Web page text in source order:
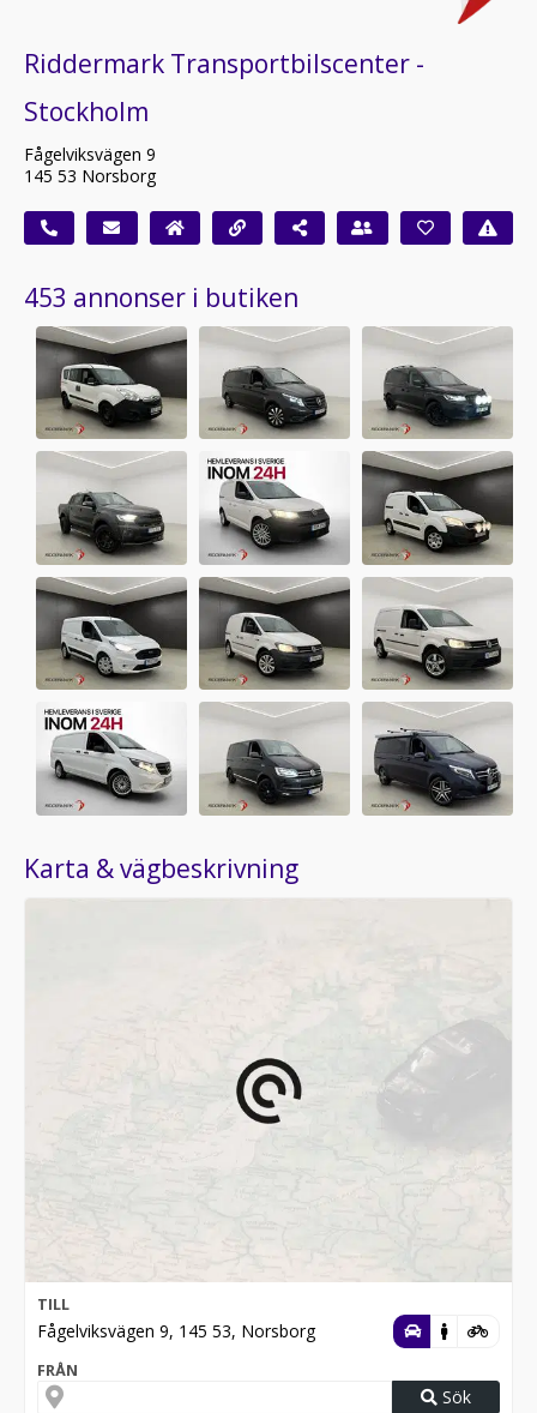
Riddermark Transportbilscenter -
Stockholm
Fågelviksvägen 9
145 53 Norsborg
453 annonser i butiken
Karta & vägbeskrivning
TILL
Fågelviksvägen 9, 145 53, Norsborg
FRÅN
Sök